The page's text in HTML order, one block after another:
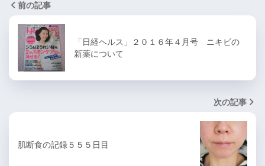
前の記事
「日経ヘルス」２０１６年４月号 ニキビの
新薬について
次の記事
肌断食の記録５５５日目